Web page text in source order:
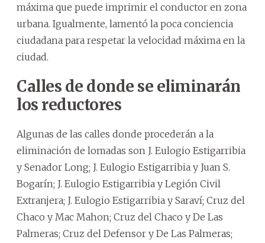
máxima que puede imprimir el conductor en zona
urbana. Igualmente, lamentó la poca conciencia
ciudadana para respetar la velocidad máxima en la
ciudad.
Calles de donde se eliminarán
los reductores
Algunas de las calles donde procederán a la
eliminación de lomadas son J. Eulogio Estigarribia
y Senador Long; J. Eulogio Estigarribia y Juan S.
Bogarín; J. Eulogio Estigarribia y Legión Civil
Extranjera; J. Eulogio Estigarribia y Saraví; Cruz del
Chaco y Mac Mahon; Cruz del Chaco y De Las
Palmeras; Cruz del Defensor y De Las Palmeras;